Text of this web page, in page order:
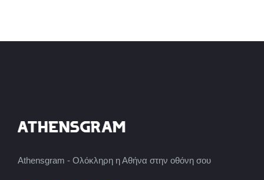
Athensgram - Ολόκληρη η Αθήνα στην οθόνη σου